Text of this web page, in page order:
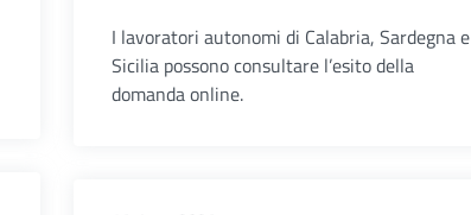
I lavoratori autonomi di Calabria, Sardegna e
Sicilia possono consultare l’esito della
domanda online.